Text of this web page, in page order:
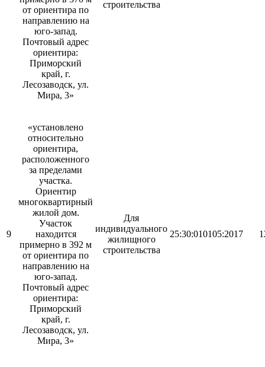
от ориентира по
направлению на
юго-запад.
Почтовый адрес
ориентира:
Приморский
край, г.
Лесозаводск, ул.
Мира, 3»
строительства
9
«установлено
относительно
ориентира,
расположенного
за пределами
участка.
Ориентир
многоквартирный
жилой дом.
Участок
находится
примерно в 392 м
от ориентира по
направлению на
юго-запад.
Почтовый адрес
ориентира:
Приморский
край, г.
Лесозаводск, ул.
Мира, 3»
Для
индивидуального
жилищного
строительства
25:30:010105:2017